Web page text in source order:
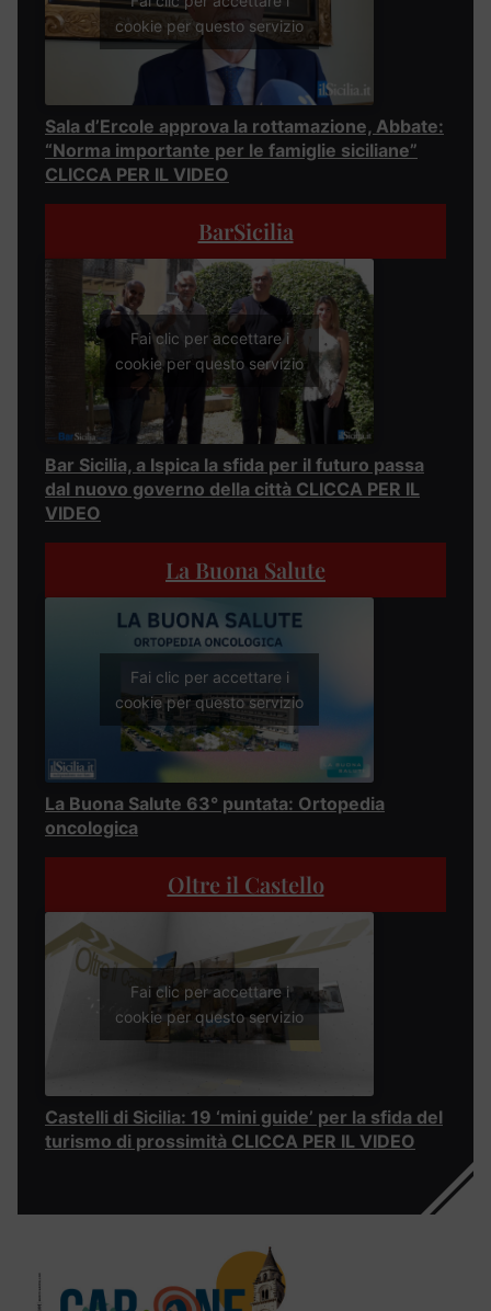
cookie per questo servizio
Sala d’Ercole approva la rottamazione, Abbate:
“Norma importante per le famiglie siciliane”
CLICCA PER IL VIDEO
BarSicilia
Fai clic per accettare i
cookie per questo servizio
Bar Sicilia, a Ispica la sfida per il futuro passa
dal nuovo governo della città CLICCA PER IL
VIDEO
La Buona Salute
Fai clic per accettare i
cookie per questo servizio
La Buona Salute 63° puntata: Ortopedia
oncologica
Oltre il Castello
Fai clic per accettare i
cookie per questo servizio
Castelli di Sicilia: 19 ‘mini guide’ per la sfida del
turismo di prossimità CLICCA PER IL VIDEO